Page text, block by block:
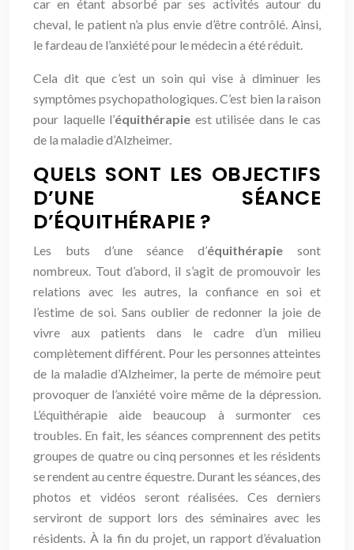
car en étant absorbé par ses activités autour du
cheval, le patient n’a plus envie d’être contrôlé. Ainsi,
le fardeau de l’anxiété pour le médecin a été réduit.
Cela dit que c’est un soin qui vise à diminuer les
symptômes psychopathologiques. C’est bien la raison
pour laquelle l’équithérapie est utilisée dans le cas
de la maladie d’Alzheimer.
QUELS SONT LES OBJECTIFS
D’UNE SÉANCE
D’ÉQUITHÉRAPIE ?
Les buts d’une séance d’équithérapie sont
nombreux. Tout d’abord, il s’agit de promouvoir les
relations avec les autres, la confiance en soi et
l’estime de soi. Sans oublier de redonner la joie de
vivre aux patients dans le cadre d’un milieu
complètement différent. Pour les personnes atteintes
de la maladie d’Alzheimer, la perte de mémoire peut
provoquer de l’anxiété voire même de la dépression.
L’équithérapie aide beaucoup à surmonter ces
troubles. En fait, les séances comprennent des petits
groupes de quatre ou cinq personnes et les résidents
se rendent au centre équestre. Durant les séances, des
photos et vidéos seront réalisées. Ces derniers
serviront de support lors des séminaires avec les
résidents. À la fin du projet, un rapport d’évaluation